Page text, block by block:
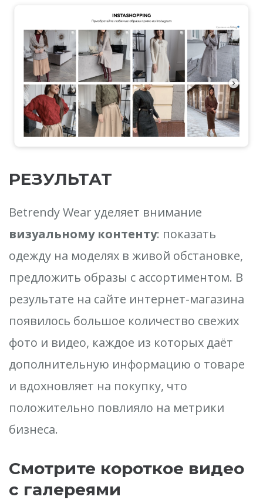
РЕЗУЛЬТАТ
Betrendy Wear уделяет внимание
визуальному контенту: показать
одежду на моделях в живой обстановке,
предложить образы с ассортиментом. В
результате на сайте интернет-магазина
появилось большое количество свежих
фото и видео, каждое из которых даёт
дополнительную информацию о товаре
и вдохновляет на покупку, что
положительно повлияло на метрики
бизнеса.
Смотрите короткое видео
с галереями